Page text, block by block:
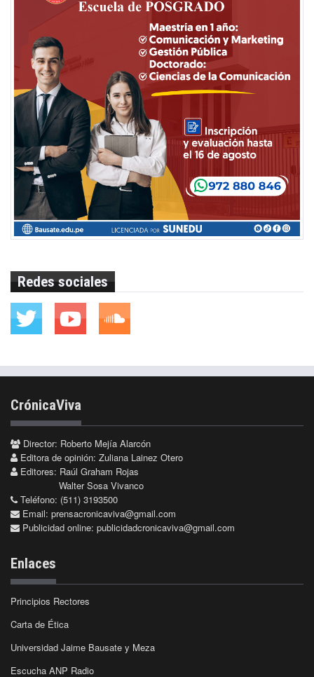
Redes sociales
CrónicaViva
Director: Roberto Mejía Alarcón
Editora de opinión: Zuliana Lainez Otero
Editores: Raúl Graham Rojas
Walter Sosa Vivanco
Teléfono: (511) 3193500
Email: prensacronicaviva@gmail.com
Publicidad online: publicidadcronicaviva@gmail.com
Enlaces
Principios Rectores
Carta de Ética
Universidad Jaime Bausate y Meza
Escucha ANP Radio